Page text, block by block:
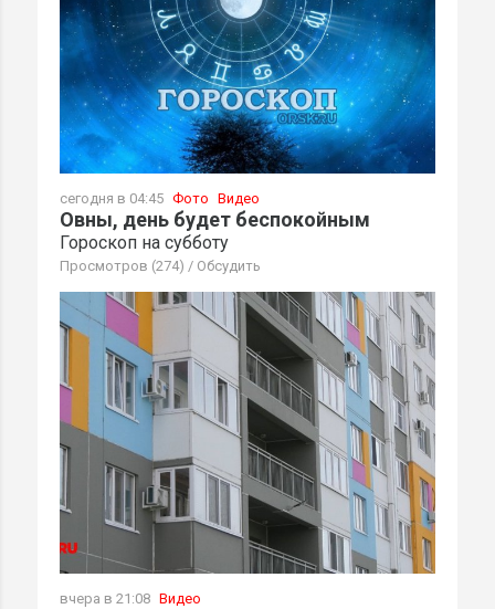
сегодня в 04:45 Фото Видео
Овны, день будет беспокойным
Гороскоп на субботу
Просмотров (274) / Обсудить
вчера в 21:08 Видео